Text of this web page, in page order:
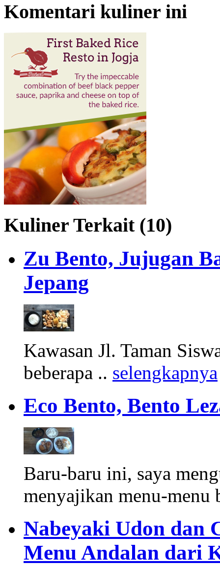
Komentari kuliner ini
Kuliner Terkait (10)
Zu Bento, Jujugan
Jepang
Kawasan Jl. Taman
beberapa .. selengkapnya
Eco Bento, Bento
Baru-baru ini, saya
menyajikan menu-menu
Nabeyaki Udon dan
Menu Andalan dari